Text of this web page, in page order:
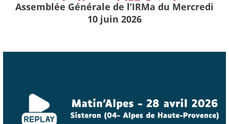
Assemblée Générale de l’IRMa du Mercredi
10 juin 2026